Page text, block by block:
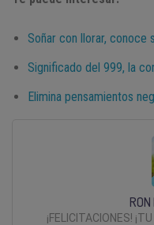
Soñar con llorar, conoce
Significado del 999, la
Elimina pensamientos
RON
¡FELICITACIONES!